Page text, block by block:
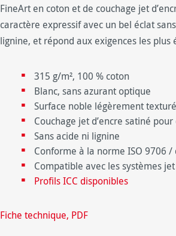
FineArt en coton et de couchage jet
caractère expressif avec un bel éclat
lignine, et répond aux exigences les
315 g/m², 100 % coton
Blanc, sans azurant optique
Surface noble légèrement
Couchage jet d’encre satiné
Sans acide ni lignine
Conforme à la norme ISO 9706
Compatible avec les systèmes
Profils ICC disponibles
Fiche technique, PDF